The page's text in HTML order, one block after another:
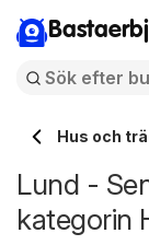
Hus och
Lund -
kategorin